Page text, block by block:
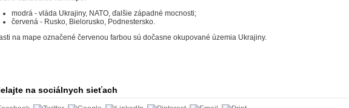
modrá - vláda Ukrajiny, NATO, ďalšie západné mocnosti;
červená - Rusko, Bielorusko, Podnestersko.
na mape označené červenou farbou sú dočasne okupované územia Ukrajiny.
na sociálnych sieťach